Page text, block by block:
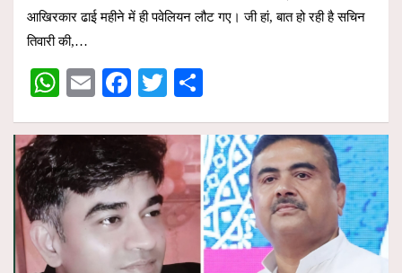
s
A
p
p
b
o
o
k
आखिरकार ढाई महीने में ही पवेलियन लौट गए। जी हां, बात हो रही है सचिन
तिवारी की,…
W
at
s
A
p
p
E
ail
F
ce
b
o
o
k
T
tt
er
ar
e